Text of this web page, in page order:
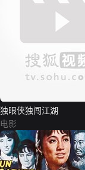
独眼侠独闯江湖
电影